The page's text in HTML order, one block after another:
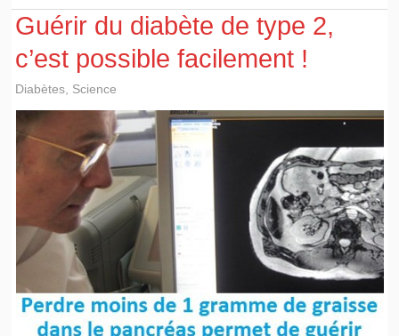
Guérir du diabète de type 2,
c’est possible facilement !
Diabètes Science